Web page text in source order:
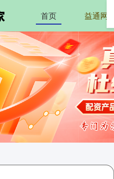
首页 益通网